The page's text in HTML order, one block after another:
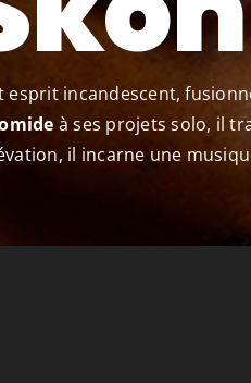
esprit incandescent,
à ses projets solo, il
il incarne une